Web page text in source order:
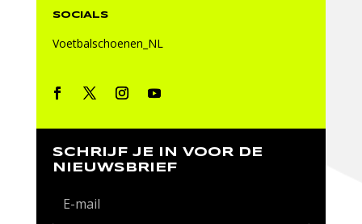
SOCIALS
Voetbalschoenen_NL
SCHRIJF JE IN VOOR DE
NIEUWSBRIEF